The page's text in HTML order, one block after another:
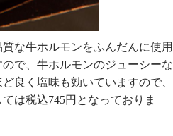
な牛ホルモンをふんだんに使用
で、牛ホルモンのジューシーな
良く塩味も効いていますので、
は税込745円となっておりま